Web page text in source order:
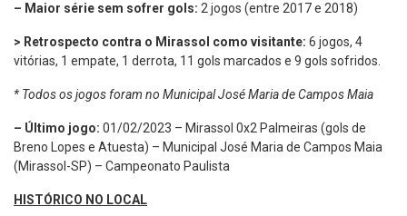
– Maior série sem sofrer gols: 2 jogos (entre 2017 e 2018)
> Retrospecto contra o Mirassol como visitante: 6 jogos, 4
vitórias, 1 empate, 1 derrota, 11 gols marcados e 9 gols sofridos.
* Todos os jogos foram no Municipal José Maria de Campos Maia
– Último jogo: 01/02/2023 – Mirassol 0x2 Palmeiras (gols de
Breno Lopes e Atuesta) – Municipal José Maria de Campos Maia
(Mirassol-SP) – Campeonato Paulista
HISTÓRICO NO LOCAL